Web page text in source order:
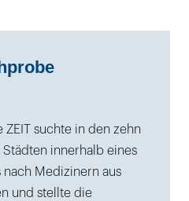
suchte in den zehn
innerhalb eines
nach Medizinern aus
und stellte die